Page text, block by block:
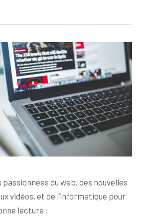
du web, des nouvelles
vidéos, et de l’informatique pour
lecture :